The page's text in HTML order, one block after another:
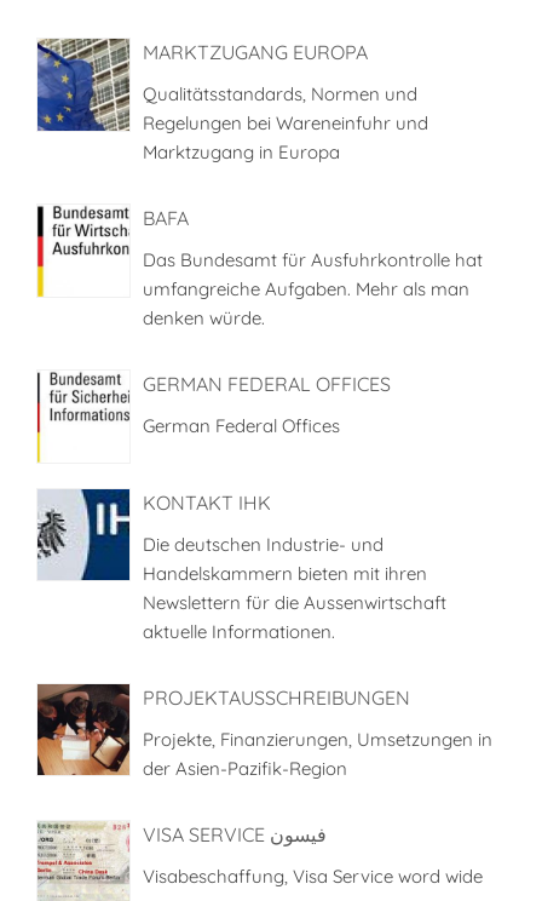
MARKTZUGANG EUROPA
Qualitätsstandards, Normen und
Regelungen bei Wareneinfuhr und
Marktzugang in Europa
BAFA
Das Bundesamt für Ausfuhrkontrolle hat
umfangreiche Aufgaben. Mehr als man
denken würde.
GERMAN FEDERAL OFFICES
German Federal Offices
KONTAKT IHK
Die deutschen Industrie- und
Handelskammern bieten mit ihren
Newslettern für die Aussenwirtschaft
aktuelle Informationen.
PROJEKTAUSSCHREIBUNGEN
Projekte, Finanzierungen, Umsetzungen in
der Asien-Pazifik-Region
VISA SERVICE فيسون
Visabeschaffung, Visa Service word wide